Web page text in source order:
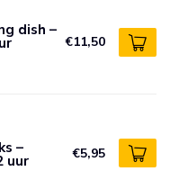
dish –
€11,50
–
uur €5,95